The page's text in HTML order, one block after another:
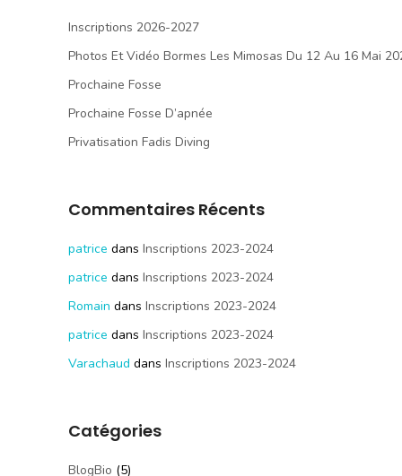
Inscriptions 2026-2027
Photos Et Vidéo Bormes Les Mimosas Du 12 Au 16 Mai
Prochaine Fosse
Prochaine Fosse D’apnée
Privatisation Fadis Diving
Commentaires Récents
patrice dans Inscriptions 2023-2024
patrice dans Inscriptions 2023-2024
Romain dans Inscriptions 2023-2024
patrice dans Inscriptions 2023-2024
Varachaud dans Inscriptions 2023-2024
Catégories
BlogBio (5)